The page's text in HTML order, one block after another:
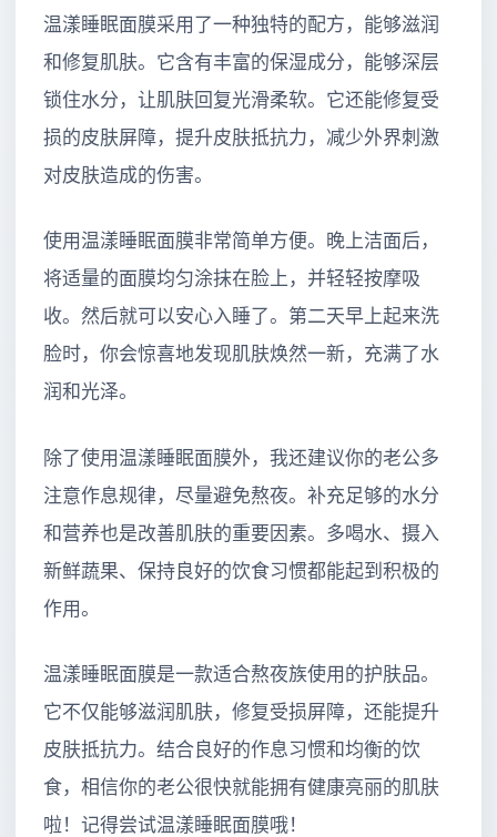
温漾睡眠面膜采用了一种独特的配方，能够滋润
和修复肌肤。它含有丰富的保湿成分，能够深层
锁住水分，让肌肤回复光滑柔软。它还能修复受
损的皮肤屏障，提升皮肤抵抗力，减少外界刺激
对皮肤造成的伤害。
使用温漾睡眠面膜非常简单方便。晚上洁面后，
将适量的面膜均匀涂抹在脸上，并轻轻按摩吸
收。然后就可以安心入睡了。第二天早上起来洗
脸时，你会惊喜地发现肌肤焕然一新，充满了水
润和光泽。
除了使用温漾睡眠面膜外，我还建议你的老公多
注意作息规律，尽量避免熬夜。补充足够的水分
和营养也是改善肌肤的重要因素。多喝水、摄入
新鲜蔬果、保持良好的饮食习惯都能起到积极的
作用。
温漾睡眠面膜是一款适合熬夜族使用的护肤品。
它不仅能够滋润肌肤，修复受损屏障，还能提升
皮肤抵抗力。结合良好的作息习惯和均衡的饮
食，相信你的老公很快就能拥有健康亮丽的肌肤
啦！记得尝试温漾睡眠面膜哦！